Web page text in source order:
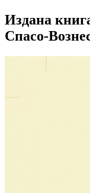
Издана
Спасо-